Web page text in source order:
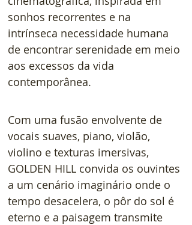
sonhos recorrentes e na
intrínseca necessidade humana
de encontrar serenidade em meio
aos excessos da vida
contemporânea.
Com uma fusão envolvente de
vocais suaves, piano, violão,
violino e texturas imersivas,
GOLDEN HILL convida os ouvintes
a um cenário imaginário onde o
tempo desacelera, o pôr do sol é
eterno e a paisagem transmite